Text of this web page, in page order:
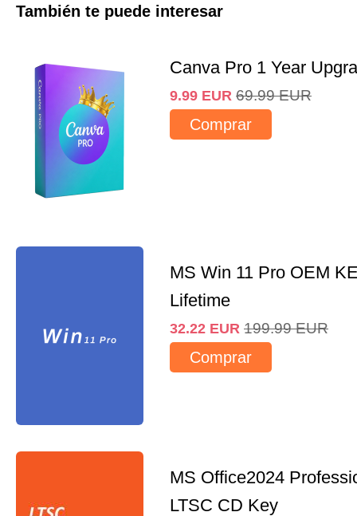
También te puede interesar
Canva Pro 1 Year
9.99 EUR 69.99 EUR
Comprar
MS Win 11 Pro OEM
Lifetime
32.22 EUR 199.99 EUR
Comprar
MS Office2024
LTSC CD Key